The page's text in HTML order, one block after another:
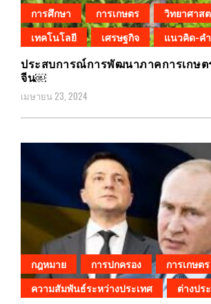
การศึกษา การเกษตร
วิทยาศาส
เทคโนโลยี
เศรษฐกิจ แนวคิด-ค
ประสบการณ์การพัฒนาภาคการเกษต
จีน￼
เมษายน 23, 2024
กฎหมาย การปกครอง
การเกษตร
ความสัมพันธ์ระหว่างประเทศ
ต่างปร